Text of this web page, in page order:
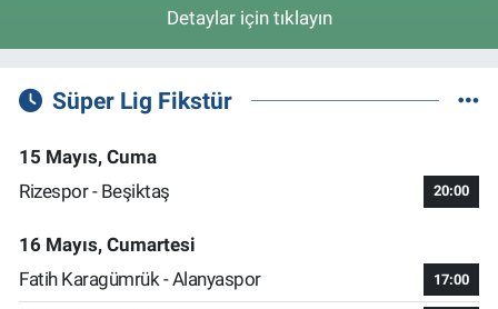
Detaylar için tıklayın
Süper Lig Fikstür
15 Mayıs, Cuma
Rizespor - Beşiktaş
20:00
16 Mayıs, Cumartesi
Fatih Karagümrük - Alanyaspor
17:00